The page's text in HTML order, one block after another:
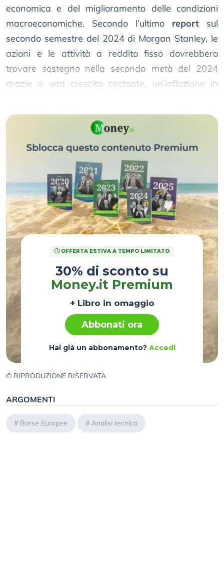
economica e del miglioramento delle condizioni
macroeconomiche. Secondo l’ultimo report sul
secondo semestre del 2024 di Morgan Stanley, le
azioni e le attività a reddito fisso dovrebbero
trovare sostegno nella seconda metà del 2024
grazie a una crescita costante, un’inflazione in
OFFERTA ESTIVA A TEMPO LIMITATO
30% di sconto su
Money.it Premium
+ Libro in omaggio
Abbonati ora
Hai già un abbonamento? Accedi
© RIPRODUZIONE RISERVATA
ARGOMENTI
# Borse Europee # Analisi tecnica